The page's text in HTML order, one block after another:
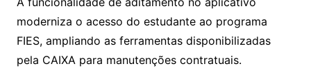
moderniza o acesso do estudante ao programa
FIES, ampliando as ferramentas disponibilizadas
pela CAIXA para manutenções contratuais.